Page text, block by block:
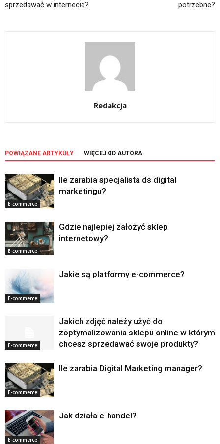
sprzedawać w internecie?
potrzebne?
Redakcja
POWIĄZANE ARTYKUŁY WIĘCEJ OD AUTORA
E-commerce
Ile zarabia specjalista ds digital
marketingu?
E-commerce
Gdzie najlepiej założyć sklep
internetowy?
E-commerce
Jakie są platformy e-commerce?
E-commerce
Jakich zdjęć należy użyć do
zoptymalizowania sklepu online w którym
chcesz sprzedawać swoje produkty?
E-commerce
Ile zarabia Digital Marketing manager?
E-commerce
Jak działa e-handel?